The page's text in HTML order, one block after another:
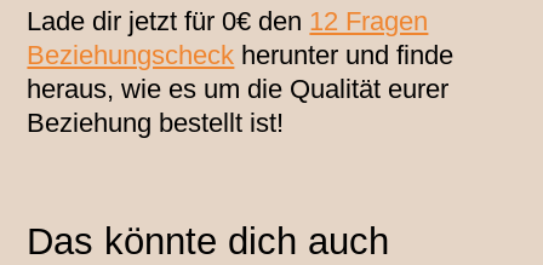
Lade dir jetzt für 0€ den 12 Fragen
Beziehungscheck herunter und finde
heraus, wie es um die Qualität eurer
Beziehung bestellt ist!
Das könnte dich auch